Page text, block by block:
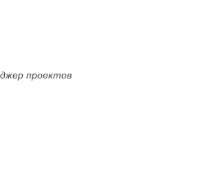
проектов